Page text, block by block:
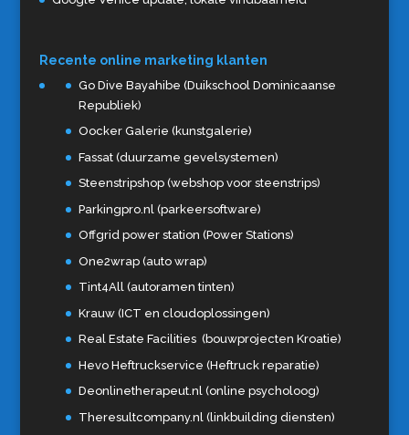
Recente online marketing klanten
Go Dive Bayahibe (Duikschool Dominicaanse
Republiek)
Oocker Galerie (kunstgalerie)
Fassat (duurzame gevelsystemen)
Steenstripshop (webshop voor steenstrips)
Parkingpro.nl (parkeersoftware)
Offgrid power station (Power Stations)
One2wrap (auto wrap)
Tint4All (autoramen tinten)
Krauw (ICT en cloudoplossingen)
Real Estate Facilities (bouwprojecten Kroatie)
Hevo Heftruckservice (Heftruck reparatie)
Deonlinetherapeut.nl (online psycholoog)
Theresultcompany.nl (linkbuilding diensten)